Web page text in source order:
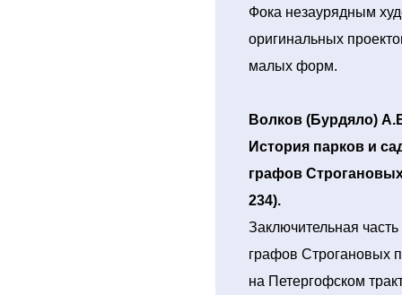
Фока незаурядным
оригинальных
малых форм.
Волков (Бурдяло)
История парков и
графов
234).
Заключительная часть
графов Строгановых
на Петергофском